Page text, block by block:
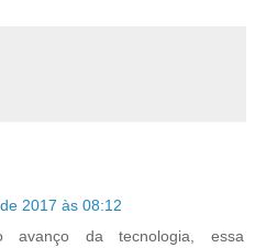
2017 às 08:12
avanço da tecnologia, essa